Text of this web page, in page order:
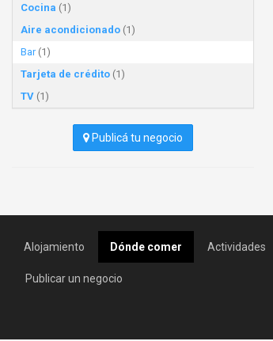
Cocina (1)
Aire acondicionado (1)
Bar(1)
Tarjeta de crédito (1)
TV (1)
Publicá tu negocio
Alojamiento Dónde comer Actividades
Publicar un negocio